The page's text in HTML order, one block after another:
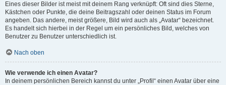
Eines dieser Bilder ist meist mit deinem Rang verknüpft: Oft sind dies Sterne,
Kästchen oder Punkte, die deine Beitragszahl oder deinen Status im Forum
angeben. Das andere, meist größere, Bild wird auch als „Avatar“ bezeichnet.
Es handelt sich hierbei in der Regel um ein persönliches Bild, welches von
Benutzer zu Benutzer unterschiedlich ist.
Nach oben
Wie verwende ich einen Avatar?
In deinem persönlichen Bereich kannst du unter „Profil“ einen Avatar über eine